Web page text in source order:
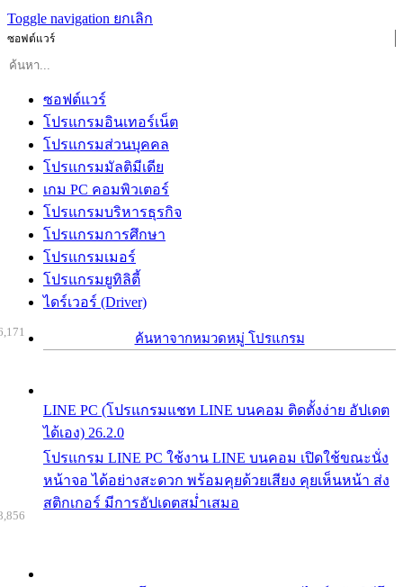
Toggle navigation ยกเลิก
ซอฟต์แวร์
ซอฟต์แวร์
โปรแกรมอินเทอร์เน็ต
โปรแกรมส่วนบุคคล
โปรแกรมมัลติมีเดีย
เกม PC คอมพิวเตอร์
โปรแกรมบริหารธุรกิจ
โปรแกรมการศึกษา
โปรแกรมเมอร์
โปรแกรมยูทิลิตี้
ไดร์เวอร์ (Driver)
ค้นหาจากหมวดหมู่ โปรแกรม
LINE PC (โปรแกรมแชท LINE บนคอม ติดตั้งง่าย อัปเดต
ได้เอง) 26.2.0
โปรแกรม LINE PC ใช้งาน LINE บนคอม เปิดใช้ขณะนั่ง
หน้าจอ ได้อย่างสะดวก พร้อมคุยด้วยเสียง คุยเห็นหน้า ส่ง
สติกเกอร์ มีการอัปเดตสม่ำเสมอ